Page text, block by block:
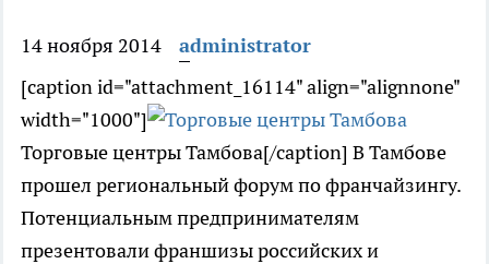
14 ноября 2014
administrator
[caption id="attachment_16114" align="alignnone"
width="1000"]
Торговые центры Тамбова[/caption] В Тамбове
прошел региональный форум по франчайзингу.
Потенциальным предпринимателям
презентовали франшизы российских и